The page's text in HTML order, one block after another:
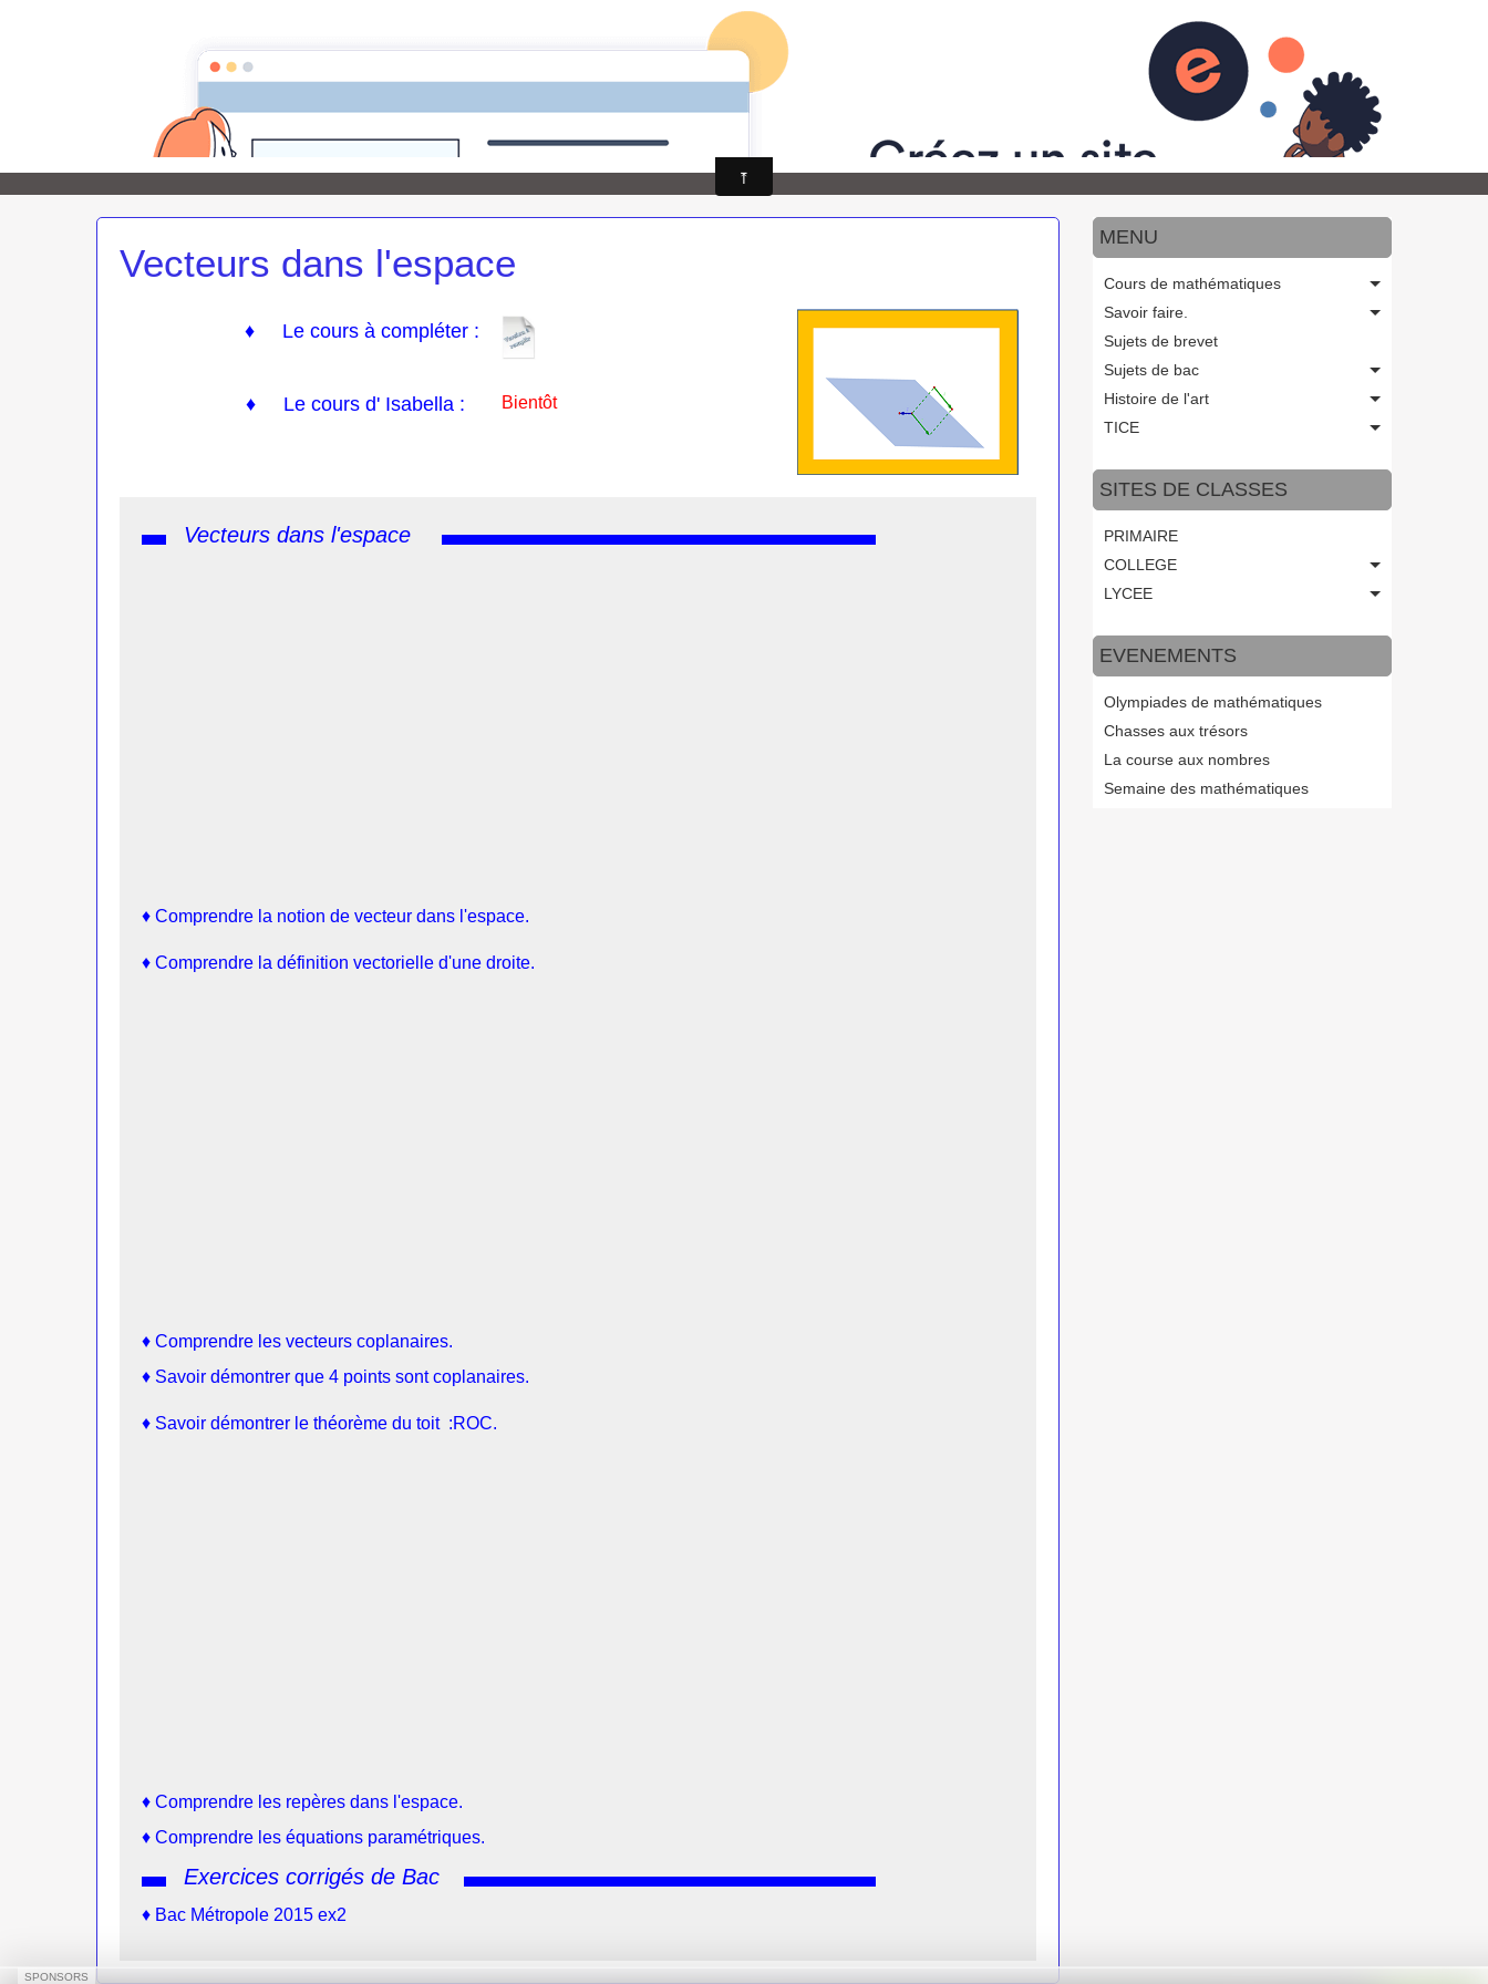
auto-évaluations Programmes officiels
OK
Maths au LFKL
Vecteurs dans l'espace
♦ Le cours à compléter :
♦ Le cours d' Isabella : Bientôt
Vecteurs dans l'espace
♦ Comprendre la notion de vecteur dans l'espace.
♦ Comprendre la définition vectorielle d'une droite.
♦ Comprendre les vecteurs coplanaires.
♦ Savoir démontrer que 4 points sont coplanaires.
♦ Savoir démontrer le théorème du toit :ROC.
♦ Comprendre les repères dans l'espace.
♦ Comprendre les équations paramétriques.
Exercices corrigés de Bac
♦ Bac Métropole 2015 ex2
MENU
Cours de mathématiques
Savoir faire.
Sujets de brevet
Sujets de bac
Histoire de l'art
TICE
SITES DE CLASSES
PRIMAIRE
COLLEGE
LYCEE
EVENEMENTS
Olympiades de mathématiques
Chasses aux trésors
La course aux nombres
Semaine des mathématiques
SPONSORS